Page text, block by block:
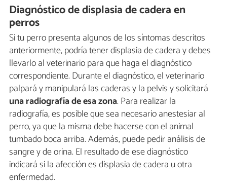
Diagnóstico de displasia de cadera en
perros
Si tu perro presenta algunos de los síntomas descritos
anteriormente, podría tener displasia de cadera y debes
llevarlo al veterinario para que haga el diagnóstico
correspondiente. Durante el diagnóstico, el veterinario
palpará y manipulará las caderas y la pelvis y solicitará
una radiografía de esa zona. Para realizar la
radiografía, es posible que sea necesario anestesiar al
perro, ya que la misma debe hacerse con el animal
tumbado boca arriba. Además, puede pedir análisis de
sangre y de orina. El resultado de ese diagnóstico
indicará si la afección es displasia de cadera u otra
enfermedad.